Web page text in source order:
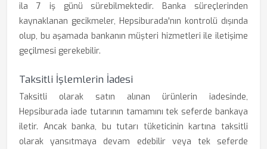
ila 7 iş günü sürebilmektedir. Banka süreçlerinden
kaynaklanan gecikmeler, Hepsiburada'nın kontrolü dışında
olup, bu aşamada bankanın müşteri hizmetleri ile iletişime
geçilmesi gerekebilir.
Taksitli İşlemlerin İadesi
Taksitli olarak satın alınan ürünlerin iadesinde,
Hepsiburada iade tutarının tamamını tek seferde bankaya
iletir. Ancak banka, bu tutarı tüketicinin kartına taksitli
olarak yansıtmaya devam edebilir veya tek seferde